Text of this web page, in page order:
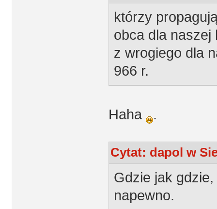
którzy
obca dla naszej
z wrogiego dla
966 r.
Haha .
Cytat: dapol w
Gdzie jak
napewno.